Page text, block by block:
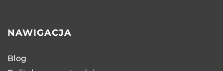
NAWIGACJA
Blog